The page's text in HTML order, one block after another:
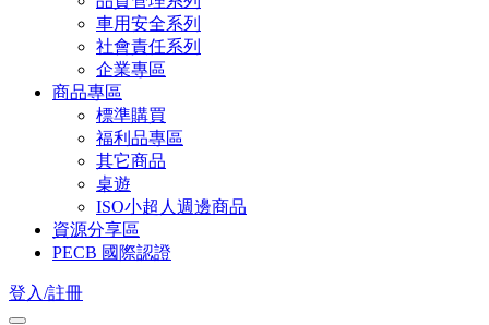
車用安全系列
社會責任系列
企業專區
商品專區
標準購買
福利品專區
其它商品
桌遊
ISO小超人週邊商品
資源分享區
PECB 國際認證
登入/註冊